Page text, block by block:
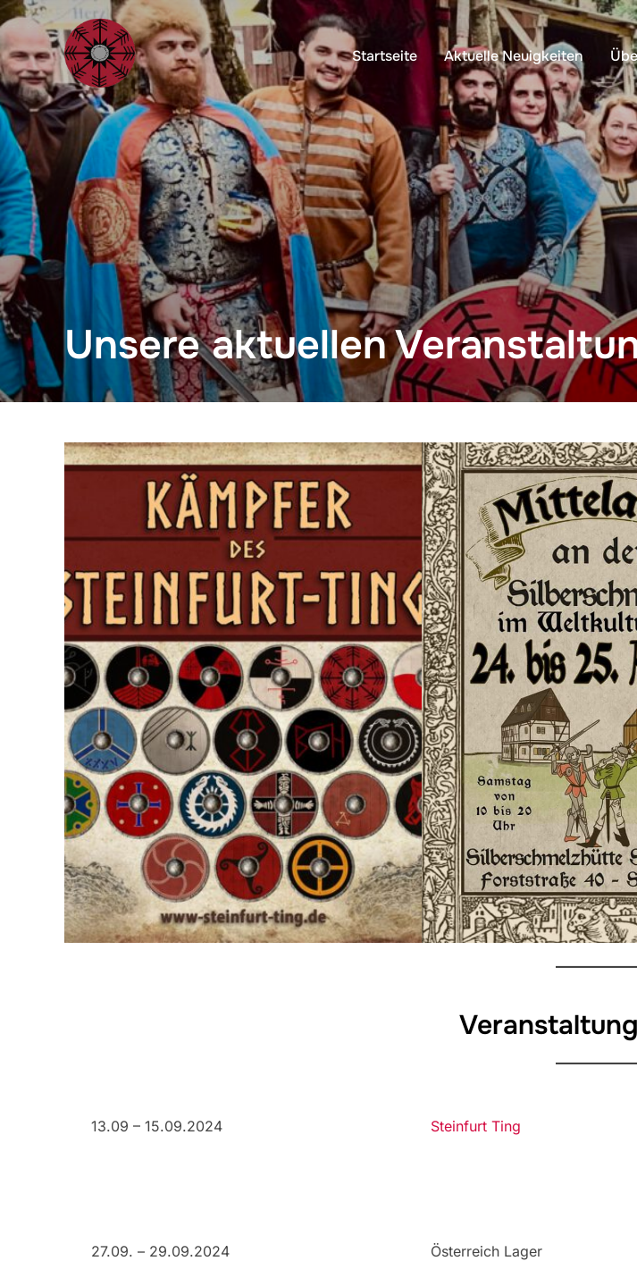
Startseite Aktuelle Neuigkeiten
Unsere aktuellen
13.09 – 15.09.2024 Steinfurt Ting
27.09. – 29.09.2024 Österreich Lager